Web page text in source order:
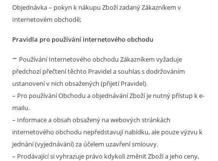
Objednávka – pokyn k nákupu Zboží zadaný Zákazníkem v
Internetovém obchodě;
Pravidla pro používání internetového obchodu
– Používání Internetového obchodu Zákazníkem vyžaduje
předchozí přečtení těchto Pravidel a souhlas s dodržováním
ustanovení v nich obsažených (přijetí Pravidel).
– Pro používání Obchodu a objednávání Zboží je nutný přístup k e-
mailu.
– Informace a obsah obsažený na webových stránkách
internetového obchodu nepředstavují nabídku, ale pouze výzvu k
jednání (vyjednávání) za účelem uzavření smlouvy.
– Prodávající si vyhrazuje právo kdykoli změnit Zboží a jeho ceny,